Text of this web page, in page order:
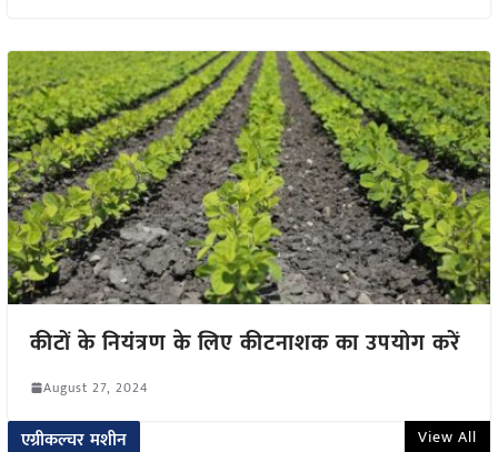
कीटों के नियंत्रण के लिए कीटनाशक का उपयोग करें
August 27, 2024
एग्रीकल्चर मशीन View All